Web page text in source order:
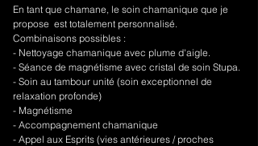
En tant que chamane, le soin chamanique que je
propose est totalement personnalisé.
Combinaisons possibles :
- Nettoyage chamanique avec plume d'aigle.
- Séance de magnétisme avec cristal de soin Stupa.
- Soin au tambour unité (soin exceptionnel de
relaxation profonde)
- Magnétisme
- Accompagnement chamanique
- Appel aux Esprits (vies antérieures / proches